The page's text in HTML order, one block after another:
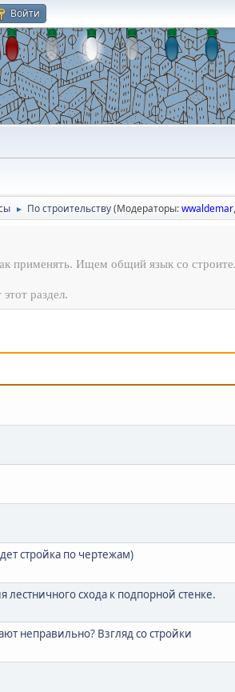
Войти
► По строительству(Модераторы:wwaldemar,
применять. Ищем общий язык со
раздел.
стройка по чертежам)
схода к подпорной стенке.
неправильно? Взгляд со стройки